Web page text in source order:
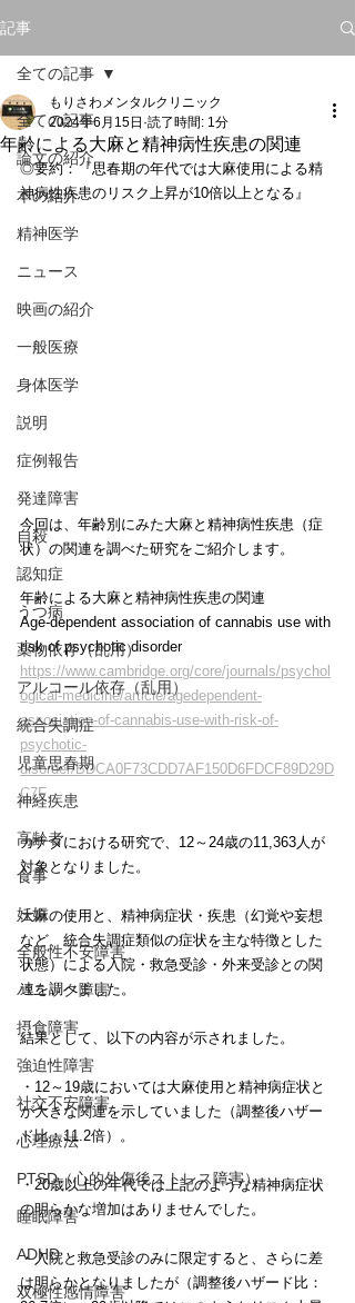
記事
全ての記事
論文の紹介
本の紹介
精神医学
ニュース
映画の紹介
一般医療
身体医学
説明
症例報告
発達障害
自殺
認知症
うつ病
薬物依存（乱用）
アルコール依存（乱用）
統合失調症
児童思春期
神経疾患
高齢者
食事
妊娠
全般性不安障害
パニック障害
摂食障害
強迫性障害
社交不安障害
心理療法
PTSD（心的外傷後ストレス障害）
睡眠障害
ADHD
双極性感情障害
全ての記事
年齢による大麻と精神病性疾患の関連
もりさわメンタルクリニック
2024年6月15日 読了時間: 1分
◎要約：『思春期の年代では大麻使用による精
神病性疾患のリスク上昇が10倍以上となる』
今回は、年齢別にみた大麻と精神病性疾患（症
状）の関連を調べた研究をご紹介します。
年齢による大麻と精神病性疾患の関連
Age-dependent association of cannabis use with
risk of psychotic disorder
https://www.cambridge.org/core/journals/psychol
ogical-medicine/article/agedependent-
association-of-cannabis-use-with-risk-of-
psychotic-
disorder/BDCA0F73CDD7AF150D6FDCF89D29D
C7F
カナダにおける研究で、12～24歳の11,363人が
対象となりました。
大麻の使用と、精神病症状・疾患（幻覚や妄想
など、統合失調症類似の症状を主な特徴とした
状態）による入院・救急受診・外来受診との関
連を調べました。
結果として、以下の内容が示されました。
・12～19歳においては大麻使用と精神病症状と
が大きな関連を示していました（調整後ハザー
ド比：11.2倍）。
・20歳以上の年代では上記のような精神病症状
の明らかな増加はありませんでした。
・入院と救急受診のみに限定すると、さらに差
は明らかとなりましたが（調整後ハザード比：